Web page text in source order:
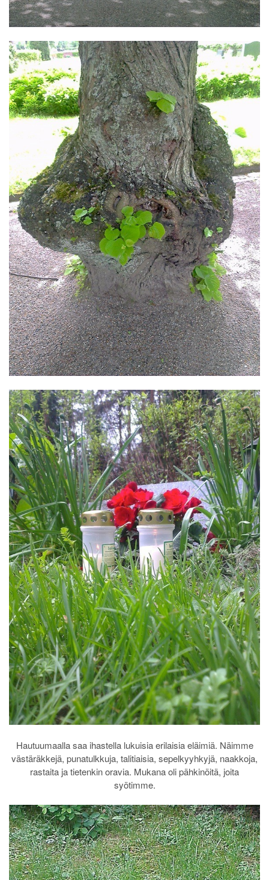
Hautuumaalla saa ihastella lukuisia erilaisia eläimiä. Näimme
västäräkkejä, punatulkkuja, talitiaisia, sepelkyyhkyjä, naakkoja,
rastaita ja tietenkin oravia. Mukana oli pähkinöitä, joita
syötimme.